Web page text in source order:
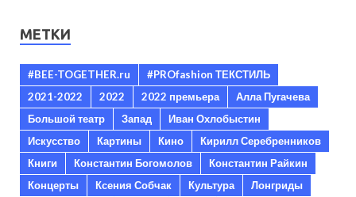
МЕТКИ
#BEE-TOGETHER.ru
#PROfashion ТЕКСТИЛЬ
2021-2022
2022 2022 премьера
Алла Пугачева
Большой театр
Запад
Иван Охлобыстин
Искусство
Картины Кино
Кирилл Серебренников
Книги
Константин Богомолов
Константин Райкин
Концерты
Ксения Собчак Культура
Лонгриды